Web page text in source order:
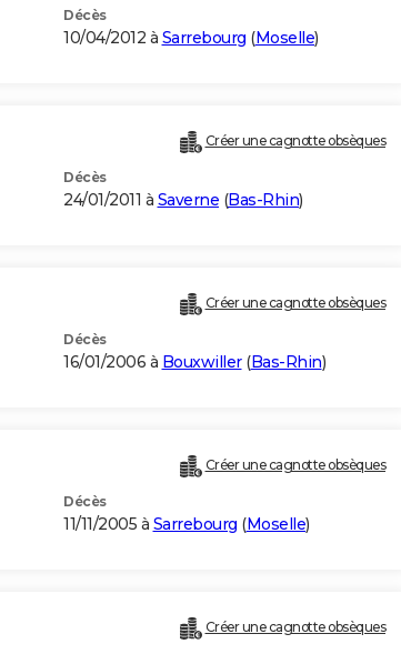
Décès
10/04/2012 à Sarrebourg (Moselle)
Créer une cagnotte obsèques
Décès
24/01/2011 à Saverne (Bas-Rhin)
Créer une cagnotte obsèques
Décès
16/01/2006 à Bouxwiller(Bas-Rhin)
Créer une cagnotte obsèques
Décès
11/11/2005 à Sarrebourg (Moselle)
Créer une cagnotte obsèques